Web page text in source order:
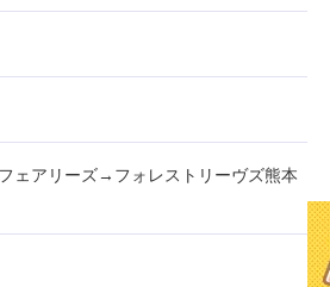
ェアリーズ→フォレストリーヴズ熊本